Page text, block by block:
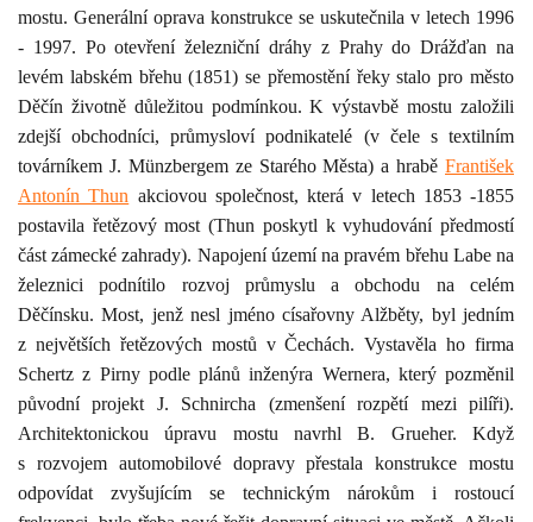
mostu. Generální oprava konstrukce se uskutečnila v letech 1996
- 1997. Po otevření železniční dráhy z Prahy do Drážďan na
levém labském břehu (1851) se přemostění řeky stalo pro město
Děčín životně důležitou podmínkou. K výstavbě mostu založili
zdejší obchodníci, průmysloví podnikatelé (v čele s textilním
továrníkem J. Münzbergem ze Starého Města) a hrabě František
Antonín Thun akciovou společnost, která v letech 1853 -1855
postavila řetězový most (Thun poskytl k vyhudování předmostí
část zámecké zahrady). Napojení území na pravém břehu Labe na
železnici podnítilo rozvoj
průmyslu a obchodu na celém
Děčínsku. Most, jenž nesl jméno císařovny Alžběty, byl jedním
z největších řetězových mostů v Čechách. Vystavěla ho firma
Schertz z Pirny podle plánů inženýra Wernera, který pozměnil
původní projekt J. Schnircha (zmenšení rozpětí mezi pilíři).
Architektonickou úpravu mostu navrhl B. Grueher.
Když
s rozvojem automobilové dopravy přestala konstrukce mostu
odpovídat zvyšujícím se technickým nárokům i rostoucí